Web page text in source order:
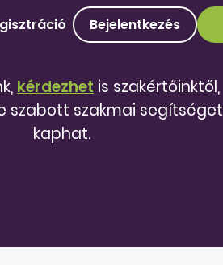
Bejelentkezés
kérdezhet is szakértőinktől,
szabott szakmai segítséget
kaphat.